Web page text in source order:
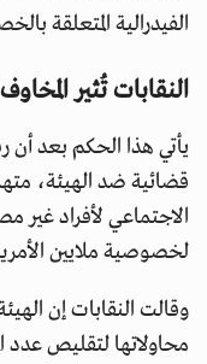
الفيدرالية المتعلقة
النقابات تُثير المخاوف
يأتي هذا الحكم بعد
قضائية ضد الهيئة،
الاجتماعي لأفراد غير
لخصوصية ملايين
وقالت النقابات إن
محاولاتها لتقليص عدد